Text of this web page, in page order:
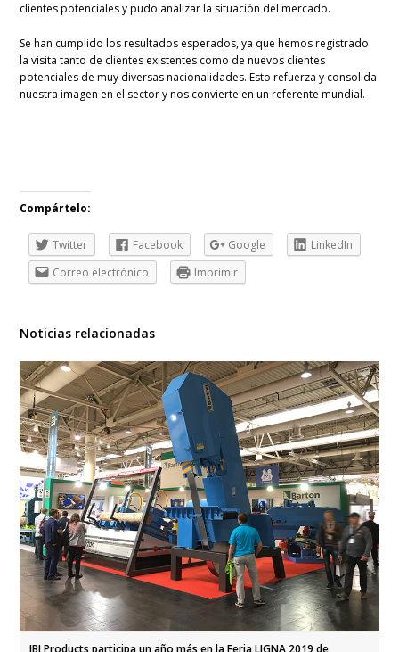
clientes potenciales y pudo analizar la situación del mercado.
Se han cumplido los resultados esperados, ya que hemos registrado
la visita tanto de clientes existentes como de nuevos clientes
potenciales de muy diversas nacionalidades. Esto refuerza y consolida
nuestra imagen en el sector y nos convierte en un referente mundial.
Compártelo:
Twitter Facebook Google
LinkedIn
Correo electrónico
Imprimir
Noticias relacionadas
JBJ Products participa un año más en la Feria LIGNA 2019 de